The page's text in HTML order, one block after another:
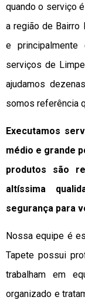
quando o serviço
a região de Bairro
e
serviços de
ajudamos
somos referência
Executamos
médio e grande
produtos são
altíssima
segurança para
Nossa equipe é
Tapete possui
trabalham em
organizado e